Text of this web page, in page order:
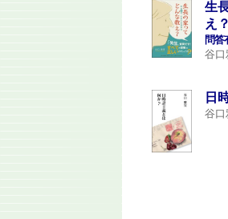
生
え？
問答
谷口
日
谷口